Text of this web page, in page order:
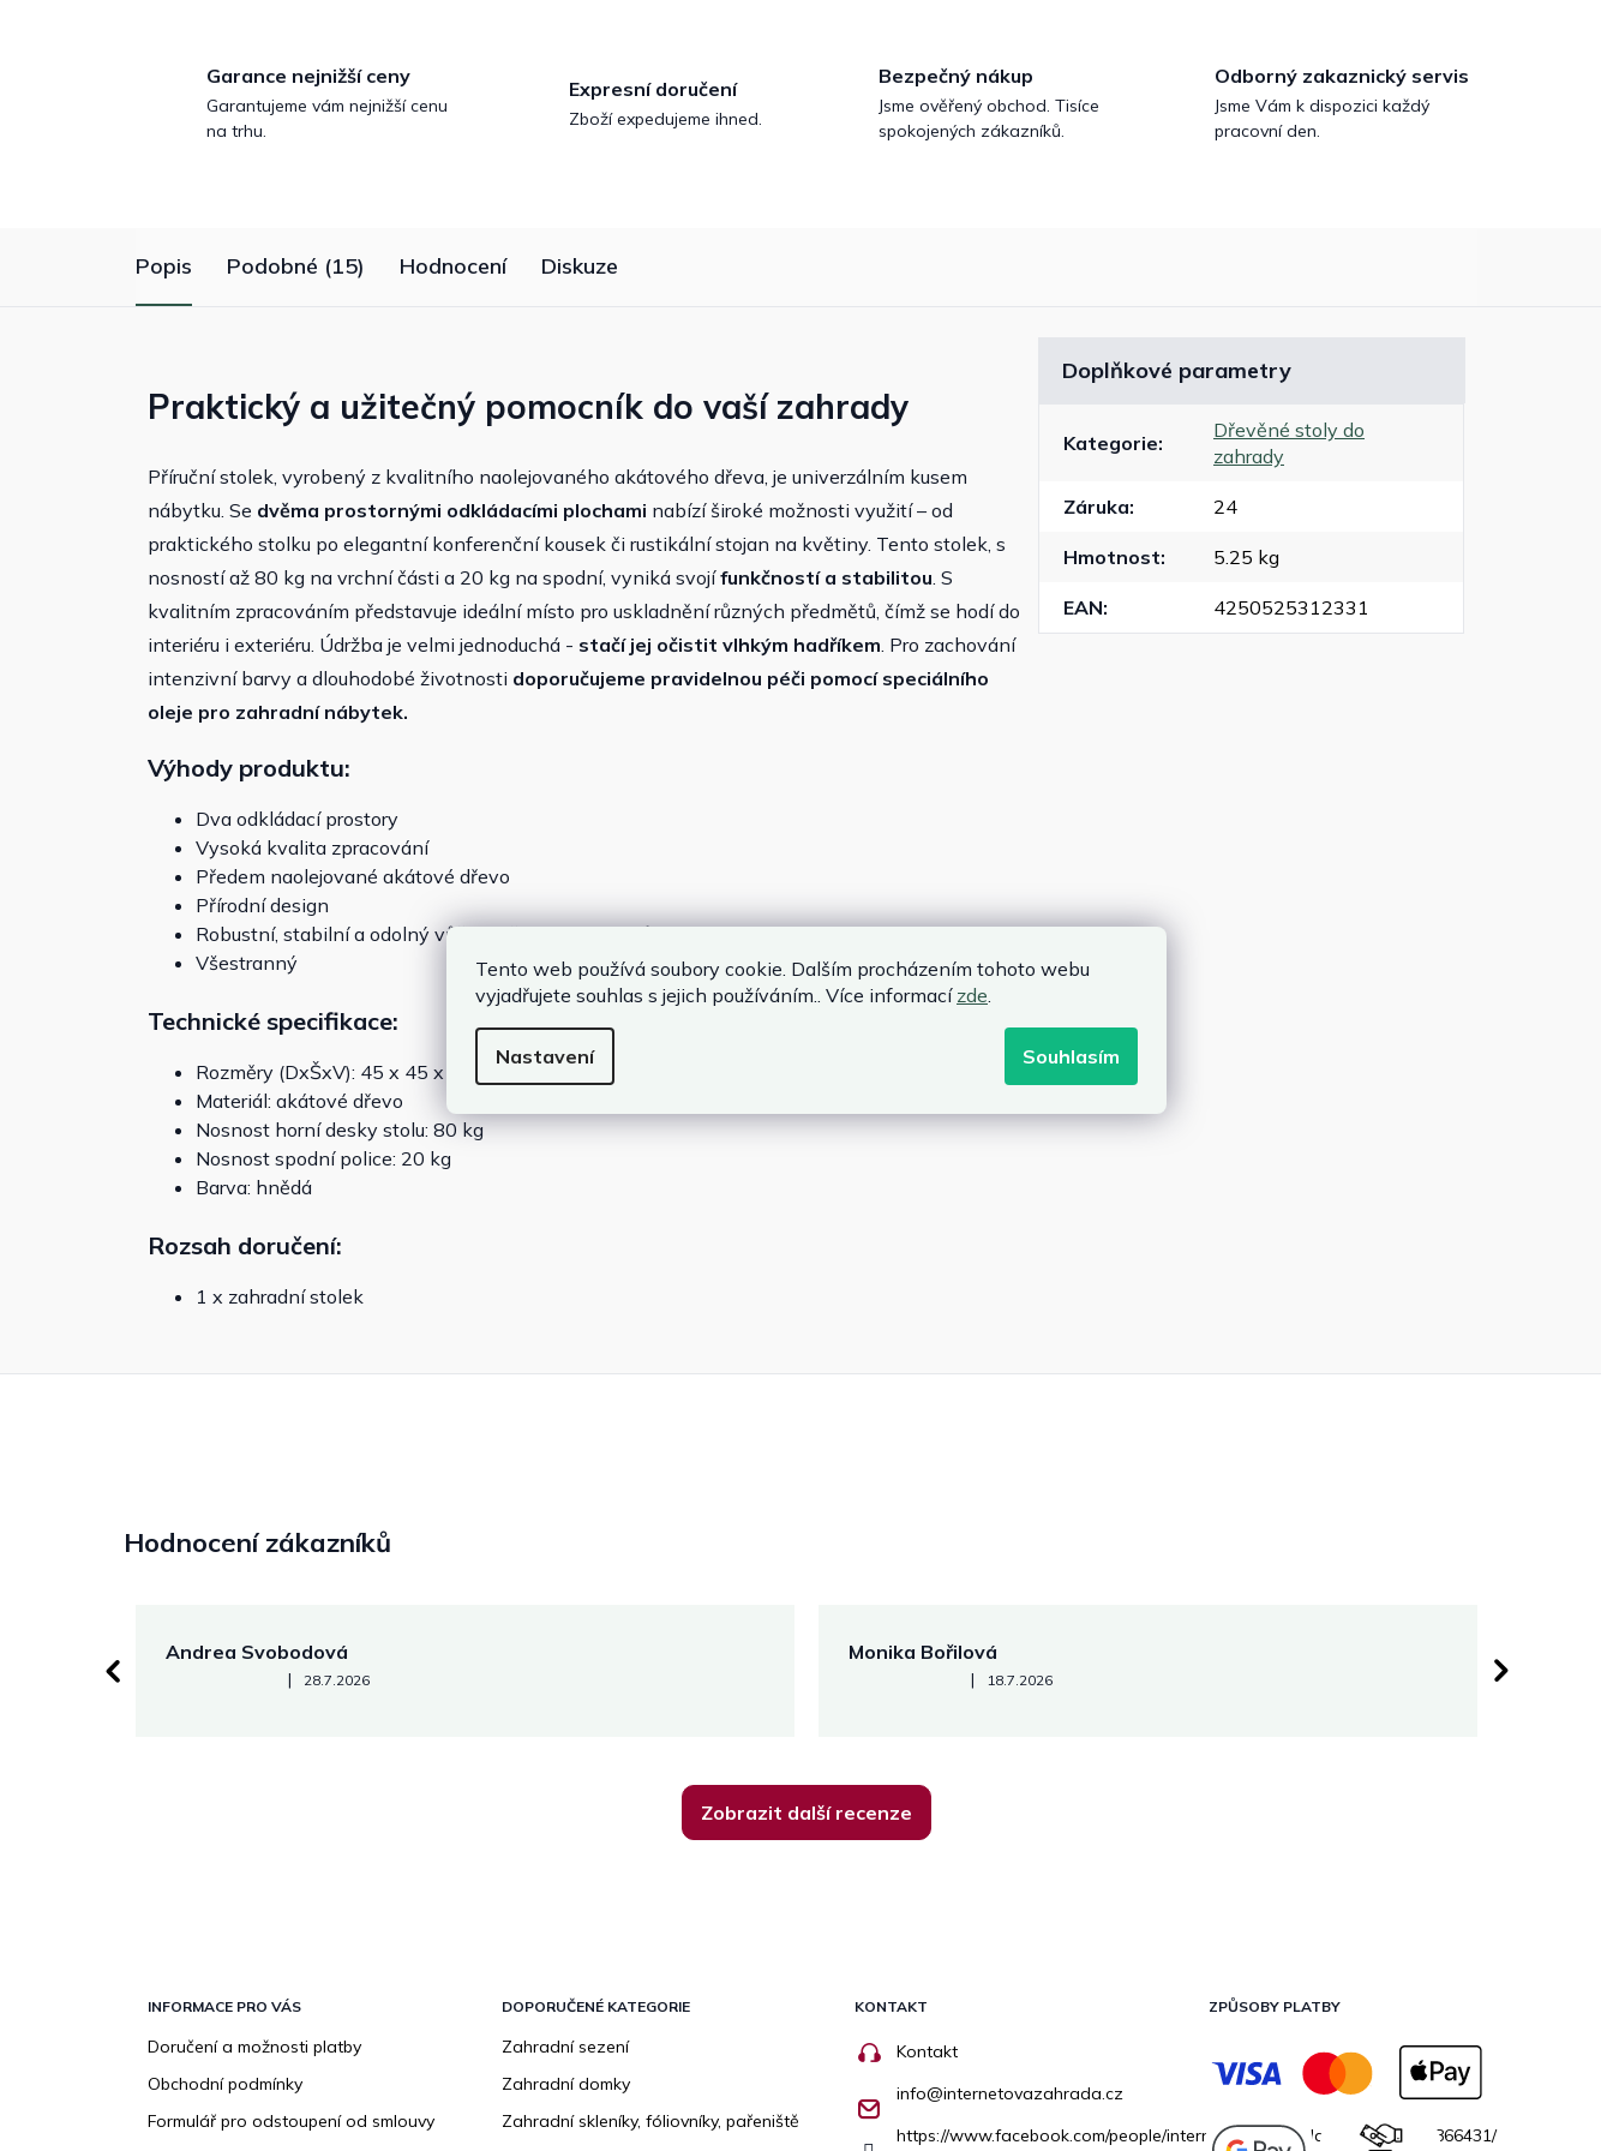
Tento web používá soubory cookie. Dalším procházením tohoto webu
vyjadřujete souhlas s jejich používáním.. Více informací zde.
Nastavení Souhlasím
Garance nejnižší ceny
Garantujeme vám nejnižší cenu
na trhu.
Expresní doručení
Zboží expedujeme ihned.
Bezpečný nákup
Jsme ověřený obchod. Tisíce
spokojených zákazníků.
Odborný zakaznický servis
Jsme Vám k dispozici každý
pracovní den.
Popis Podobné (15) Hodnocení Diskuze
Praktický a užitečný pomocník do vaší zahrady
Příruční stolek, vyrobený z kvalitního naolejovaného akátového dřeva, je univerzálním kusem
nábytku. Se dvěma prostornými odkládacími plochami nabízí široké možnosti využití – od
praktického stolku po elegantní konferenční kousek či rustikální stojan na květiny. Tento stolek, s
nosností až 80 kg na vrchní části a 20 kg na spodní, vyniká svojífunkčností a stabilitou. S
kvalitním zpracováním představuje ideální místo pro uskladnění různých předmětů, čímž se hodí do
interiéru i exteriéru. Údržba je velmi jednoduchá - stačí jej očistit vlhkým hadříkem. Pro zachování
intenzivní barvy a dlouhodobé životnosti doporučujeme pravidelnou péči pomocí speciálního
oleje pro zahradní nábytek.
Výhody produktu:
Dva odkládací prostory
Vysoká kvalita zpracování
Předem naolejované akátové dřevo
Přírodní design
Robustní, stabilní a odolný vůči povětrnostním vlivům
Všestranný
Technické specifikace:
Rozměry (DxŠxV): 45 x 45 x 45 cm
Materiál: akátové dřevo
Nosnost horní desky stolu: 80 kg
Nosnost spodní police: 20 kg
Barva: hnědá
Rozsah doručení:
1 x zahradní stolek
Doplňkové parametry
Kategorie:
Dřevěné stoly do
zahrady
Záruka: 24
Hmotnost: 5.25 kg
EAN: 4250525312331
Hodnocení zákazníků
Andrea Svobodová
Hodnocení obchodu je 5 z 5 hvězdiček.
| 28.7.2026
Monika Bořilová
Hodnocení obchodu je 5 z 5 hvězdiček.
| 18.7.2026
Zobrazit další recenze
INFORMACE PRO VÁS
Doručení a možnosti platby
Obchodní podmínky
Formulář pro odstoupení od smlouvy
DOPORUČENÉ KATEGORIE
Zahradní sezení
Zahradní domky
Zahradní skleníky, fóliovníky, pařeniště
KONTAKT
Kontakt
info@internetovazahrada.cz
https://www.facebook.com/people/internetovazahradacz/100069706866431/
ZPŮSOBY PLATBY